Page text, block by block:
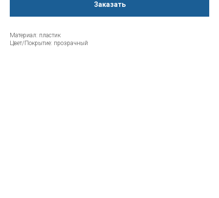
Заказать
Материал: пластик
Цвет/Покрытие: прозрачный